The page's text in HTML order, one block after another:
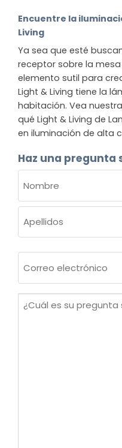
Encuentre la
Living
Ya sea que esté
receptor sobre la
elemento sutil para
Light & Living tiene la
habitación. Vea
qué Light & Living de
en iluminación de alta
Haz una pregunta
(OBLIGATORIO)
Nombre
electrónico
¿Cuál